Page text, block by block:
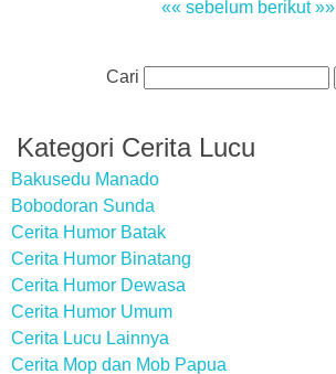
«« sebelum berikut »»
Cari
Kategori Cerita Lucu
Bakusedu Manado
Bobodoran Sunda
Cerita Humor Batak
Cerita Humor Binatang
Cerita Humor Dewasa
Cerita Humor Umum
Cerita Lucu Lainnya
Cerita Mop dan Mob Papua